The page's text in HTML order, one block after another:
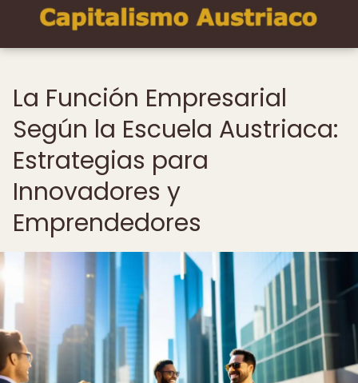
La Función Empresarial
Según la Escuela Austriaca:
Estrategias para
Innovadores y
Emprendedores